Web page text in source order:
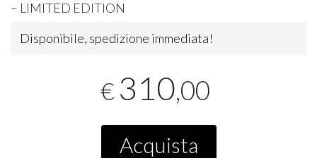
– LIMITED EDITION
Disponibile, spedizione immediata!
€ 310,00
Acquista